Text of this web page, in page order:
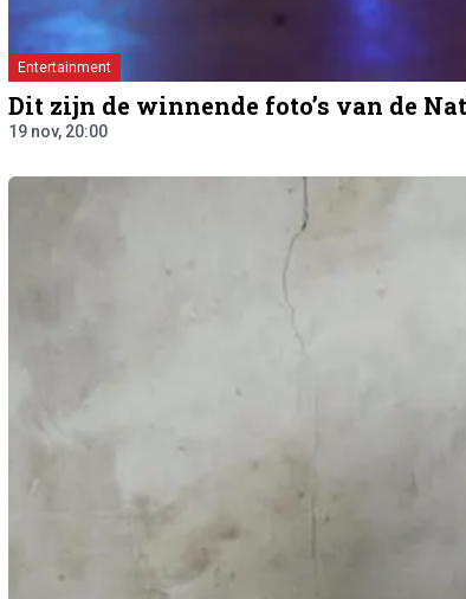
Entertainment
Dit zijn de winnende foto’s van de
19 nov, 20:00